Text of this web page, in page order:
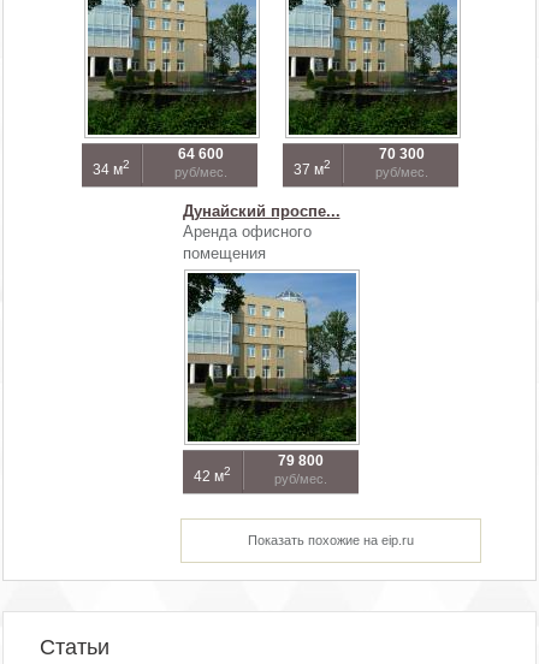
34 м2
64 600
руб/мес. 37 м2
70 300
руб/мес.
Дунайский проспе...
Аренда офисного
помещения
42 м2
79 800
руб/мес.
Показать похожие на eip.ru
Статьи